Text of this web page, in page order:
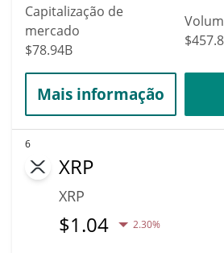
Capitalização de
mercado
$78.94B
Mais informação
6
XRP
XRP
$1.04 2.30%